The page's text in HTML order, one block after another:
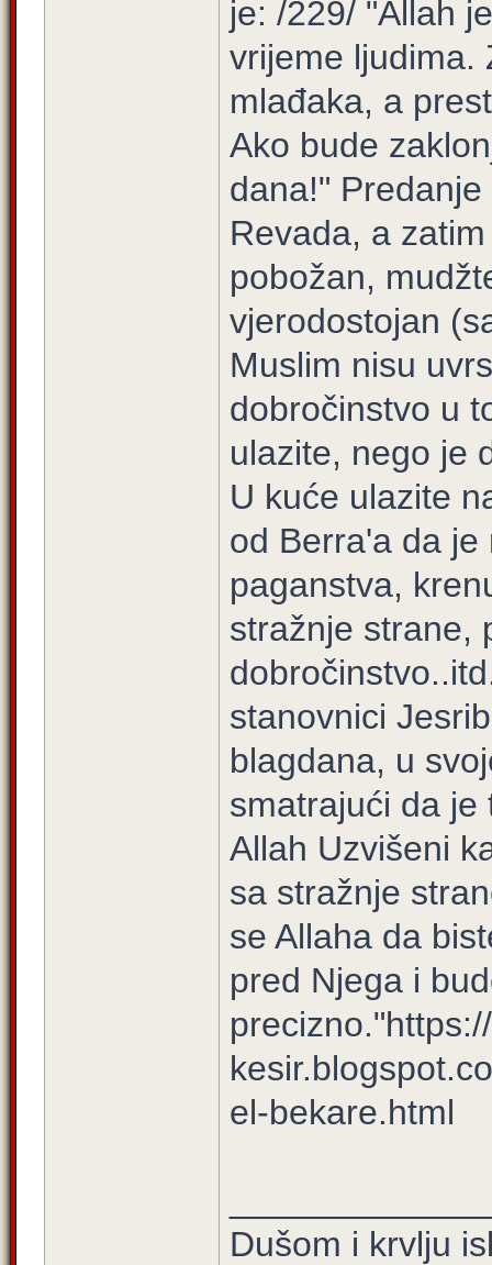
je: /229/ "Allah
vrijeme ljudi­ma.
mlađaka, a
Ako bude
dana!"
Revada, a
pobožan,
vjerodostojan
Muslim nisu
dobročinstvo u
ulazite, nego je
U kuće ulazite
od Berra'a da
paganstva,
stražnje strane,
stanovnici
blagdana, u
smatrajući da je
Allah Uzvišeni
sa stražnje
se Allaha da
pred Njega i
el-bekare.html
Dušom i krvlju